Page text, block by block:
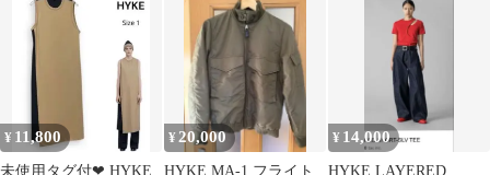
¥ 11,800
未使用タグ付❤︎ HYKE
¥ 20,000
HYKE MA-1 フライト
¥ 14,000
HYKE LAYERED